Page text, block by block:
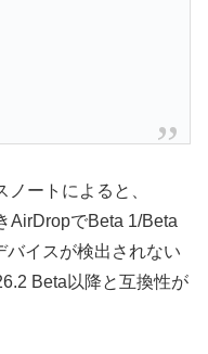
ートによると、
AirDropでBeta 1/Beta
バイスが検出されない
Beta以降と互換性が